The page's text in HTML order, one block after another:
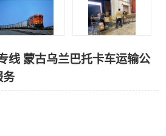
线 蒙古乌兰巴托卡车运输公
务